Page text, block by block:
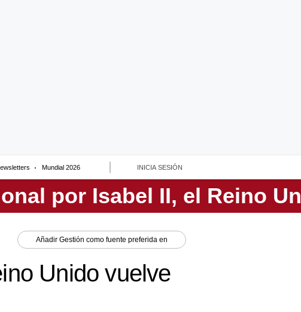
Mundial 2026 INICIA SESIÓN
Añadir Gestión como fuente preferida en
Unido vuelve